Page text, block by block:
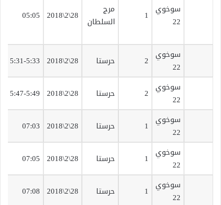
سوخوي
22
1
مرج
السلطان
28\2\2018
05:05
سوخوي
22
2 حرستا 28\2\2018
5:31-5:33
سوخوي
22
2 حرستا 28\2\2018
5:47-5:49
سوخوي
22
1 حرستا 28\2\2018
07:03
سوخوي
22
1 حرستا 28\2\2018
07:05
سوخوي
22
1 حرستا 28\2\2018
07:08